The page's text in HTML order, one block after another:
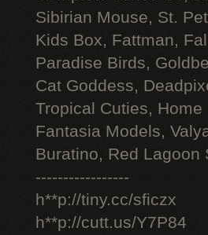
Sibirian Mouse, St.
Kids Box, Fattman,
Paradise Birds,
Cat Goddess,
Tropical Cuties,
Fantasia Models,
Buratino, Red Lagoon
-----------------
h**p://tiny.cc/sficzx
h**p://cutt.us/Y7P84